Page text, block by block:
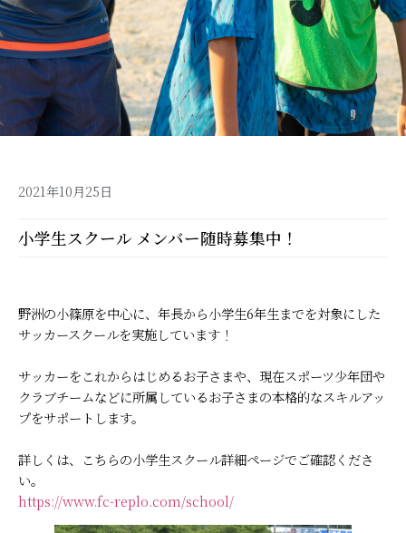
2021年10月25日
小学生スクール メンバー随時募集中！
野洲の小篠原を中心に、年長から小学生6年生までを対象にした
サッカースクールを実施しています！
サッカーをこれからはじめるお子さまや、現在スポーツ少年団や
クラブチームなどに所属しているお子さまの本格的なスキルアッ
プをサポートします。
詳しくは、こちらの小学生スクール詳細ページでご確認くださ
い。
https://www.fc-replo.com/school/